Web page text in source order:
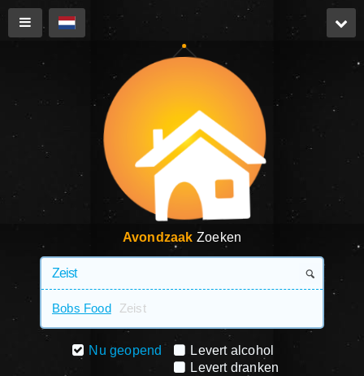
Avondzaak Zoeken
Bobs Food Zeist
Nu geopend
Levert alcohol
Levert dranken